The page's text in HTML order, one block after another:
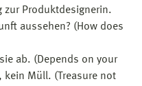
zur Produktdesignerin.
aussehen? (How does
ab. (Depends on your
kein Müll. (Treasure not